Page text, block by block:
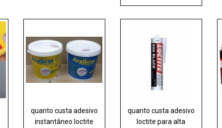
quanto custa adesivo
instantâneo loctite
quanto custa adesivo
loctite para alta